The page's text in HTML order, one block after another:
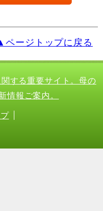
ページトップに戻る
する重要サイト。母の
情報ご案内。